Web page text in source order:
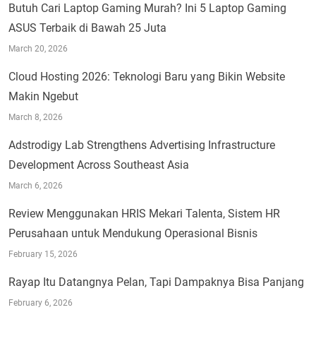
Butuh Cari Laptop Gaming Murah? Ini 5 Laptop Gaming
ASUS Terbaik di Bawah 25 Juta
March 20, 2026
Cloud Hosting 2026: Teknologi Baru yang Bikin Website
Makin Ngebut
March 8, 2026
Adstrodigy Lab Strengthens Advertising Infrastructure
Development Across Southeast Asia
March 6, 2026
Review Menggunakan HRIS Mekari Talenta, Sistem HR
Perusahaan untuk Mendukung Operasional Bisnis
February 15, 2026
Rayap Itu Datangnya Pelan, Tapi Dampaknya Bisa Panjang
February 6, 2026